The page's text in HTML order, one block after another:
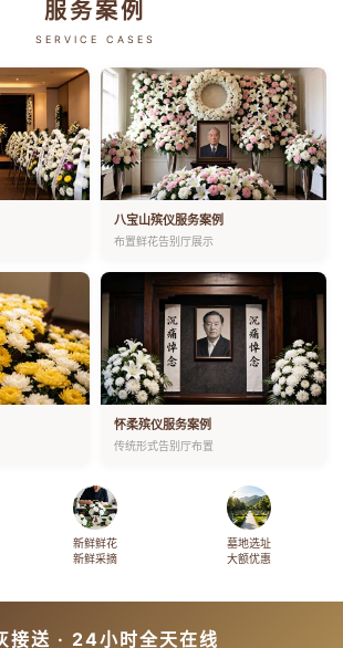
服务案例
SERVICE CASES
八宝山殡仪服务案例
布置鲜花告别厅展示
怀柔殡仪服务案例
传统形式告别厅布置
新鲜鲜花
新鲜采摘
墓地选址
大额优惠
接送 · 24小时全天在线